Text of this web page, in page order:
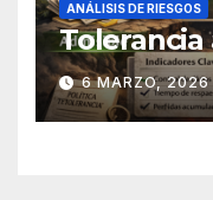
ANÁLISIS DE RIESGOS
Tolerancia
6 MARZO, 2026